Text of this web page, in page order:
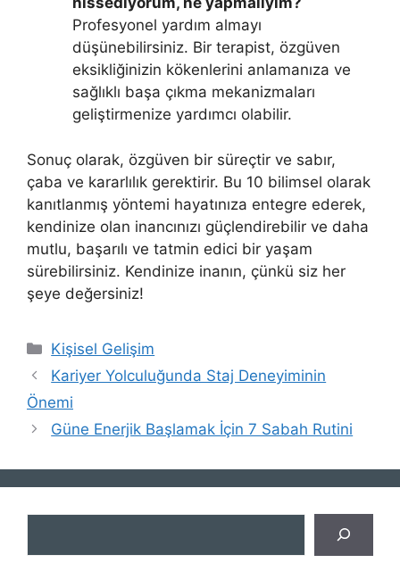
Profesyonel yardım almayı
düşünebilirsiniz. Bir terapist, özgüven
eksikliğinizin kökenlerini anlamanıza ve
sağlıklı başa çıkma mekanizmaları
geliştirmenize yardımcı olabilir.
Sonuç olarak, özgüven bir süreçtir ve sabır,
çaba ve kararlılık gerektirir. Bu 10 bilimsel olarak
kanıtlanmış yöntemi hayatınıza entegre ederek,
kendinize olan inancınızı güçlendirebilir ve daha
mutlu, başarılı ve tatmin edici bir yaşam
sürebilirsiniz. Kendinize inanın, çünkü siz her
şeye değersiniz!
Kategoriler
Kişisel Gelişim
Kariyer Yolculuğunda Staj Deneyiminin
Önemi
Güne Enerjik Başlamak İçin 7 Sabah Rutini